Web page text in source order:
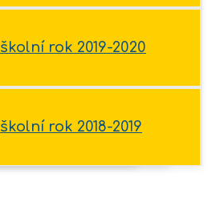
školní rok 2019-2020
školní rok 2018-2019